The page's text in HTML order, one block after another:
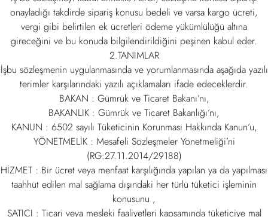
onayladığı takdirde sipariş konusu bedeli ve varsa kargo ücreti,
vergi gibi belirtilen ek ücretleri ödeme yükümlülüğü altına
gireceğini ve bu konuda bilgilendirildiğini peşinen kabul eder.
2.TANIMLAR
İşbu sözleşmenin uygulanmasında ve yorumlanmasında aşağıda yazılı
terimler karşılarındaki yazılı açıklamaları ifade edeceklerdir.
BAKAN : Gümrük ve Ticaret Bakanı’nı,
BAKANLIK : Gümrük ve Ticaret Bakanlığı’nı,
KANUN : 6502 sayılı Tüketicinin Korunması Hakkında Kanun’u,
YÖNETMELİK : Mesafeli Sözleşmeler Yönetmeliği’ni
(RG:27.11.2014/29188)
HİZMET : Bir ücret veya menfaat karşılığında yapılan ya da yapılması
taahhüt edilen mal sağlama dışındaki her türlü tüketici işleminin
konusunu ,
SATICI : Ticari veya mesleki faaliyetleri kapsamında tüketiciye mal